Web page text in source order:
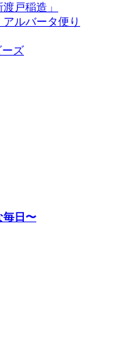
戸稲造」
ルバータ便り
ーズ
日〜